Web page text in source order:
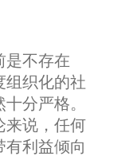
是不存在
组织化的社
分严格。
来说，任何
利益倾向